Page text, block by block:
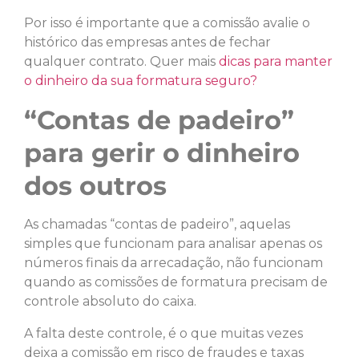
Por isso é importante que a comissão avalie o
histórico das empresas antes de fechar
qualquer contrato. Quer mais dicas para manter
o dinheiro da sua formatura seguro?
“Contas de padeiro”
para gerir o dinheiro
dos outros
As chamadas “contas de padeiro”, aquelas
simples que funcionam para analisar apenas os
números finais da arrecadação, não funcionam
quando as comissões de formatura precisam de
controle absoluto do caixa.
A falta deste controle, é o que muitas vezes
deixa a comissão em risco de fraudes e taxas